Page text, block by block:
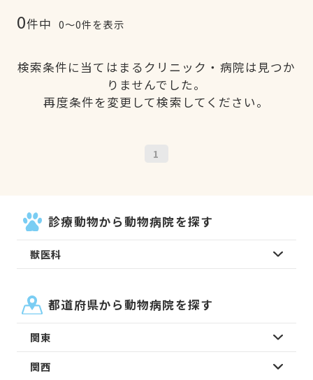
0件中 0〜0件を表示
検索条件に当てはまるクリニック・病院は見つか
りませんでした。
再度条件を変更して検索してください。
1
診療動物から動物病院を探す
獣医科
都道府県から動物病院を探す
関東
関西